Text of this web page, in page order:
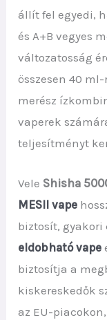
állít fel egyedi,
és A+B vegyes
változatosság
összesen 40
merész
vaperek
teljesítményt
Vele Shisha
MESII vape
biztosít, gyakori
eldobható vape
biztosítja a
kiskereskedők
az EU-